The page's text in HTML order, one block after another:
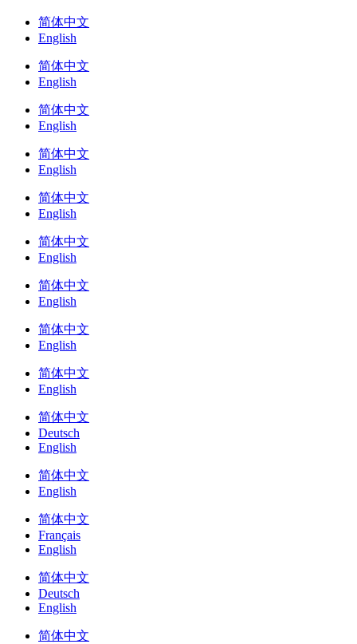
简体中文
English
简体中文
English
简体中文
English
简体中文
English
简体中文
English
简体中文
English
简体中文
English
简体中文
English
简体中文
English
简体中文
Deutsch
English
简体中文
English
简体中文
Français
English
简体中文
Deutsch
English
简体中文